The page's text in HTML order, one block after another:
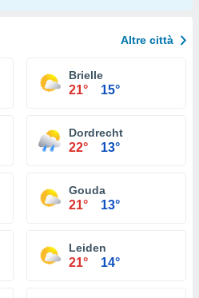
Altre città
Brielle
21° 15°
Dordrecht
22° 13°
Gouda
21° 13°
Leiden
21° 14°